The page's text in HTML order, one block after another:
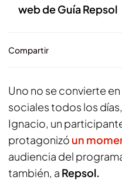
web de Guía Repsol
Compartir
Uno no se convierte
sociales todos los
Ignacio, un
protagonizó un
audiencia del
también, a Repsol.